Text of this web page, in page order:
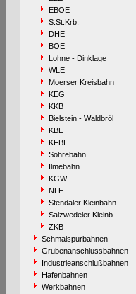
EBOE
S.St.Krb.
DHE
BOE
Lohne - Dinklage
WLE
Moerser Kreisbahn
KEG
KKB
Bielstein - Waldbröl
KBE
KFBE
Söhrebahn
Ilmebahn
KGW
NLE
Stendaler Kleinbahn
Salzwedeler Kleinb.
ZKB
Schmalspurbahnen
Grubenanschlussbahnen
Industrieanschlußbahnen
Hafenbahnen
Werkbahnen